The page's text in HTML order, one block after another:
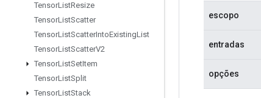
TensorListResize
TensorListScatter
TensorListScatterIntoExistingList
TensorListScatterV2
TensorListSetItem
TensorListSplit
TensorListStack
escopo
entradas
opções